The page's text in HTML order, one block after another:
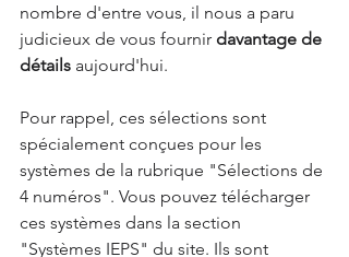
nombre d'entre vous, il nous a paru
judicieux de vous fournir davantage de
détails aujourd'hui.
Pour rappel, ces sélections sont
spécialement conçues pour les
systèmes de la rubrique "Sélections de
4 numéros". Vous pouvez télécharger
ces systèmes dans la section
"Systèmes IEPS" du site. Ils sont